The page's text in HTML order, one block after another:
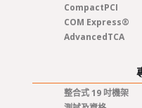
CompactPCI
COM Express®
AdvancedTCA
整合式 19 吋機架